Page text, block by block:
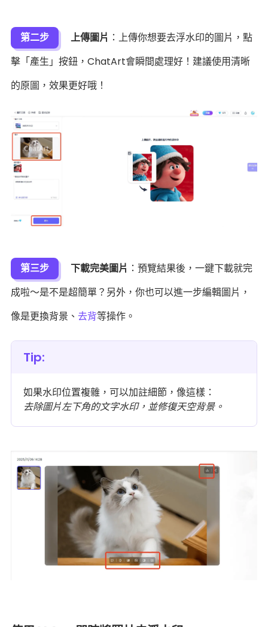
第二步 上傳圖片 ：上傳你想要去浮水印的圖片，點
擊「產生」按鈕，ChatArt會瞬間處理好！建議使用清晰
的原圖，效果更好哦！
第三步 下載完美圖片 ：預覽結果後，一鍵下載就完
成啦～是不是超簡單？另外，你也可以進一步編輯圖片，
像是更換背景、 去背等操作。
Tip:
如果水印位置複雜，可以加註細節，像這樣：
去除圖片左下角的文字水印，並修復天空背景。